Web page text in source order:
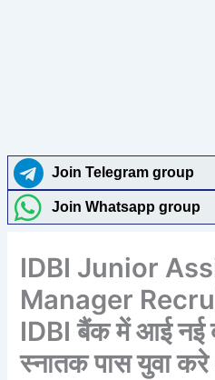
Join Telegram group
Join Whatsapp group
IDBI Junior
Manager
IDBI बैंक में आई नई
स्नातक पास युवा